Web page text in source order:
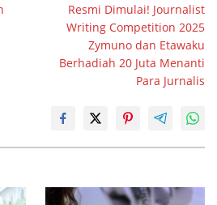
Resmi Dimulai! Journalist
Writing Competition 2025
Zymuno dan Etawaku
Berhadiah 20 Juta Menanti
Para Jurnalis